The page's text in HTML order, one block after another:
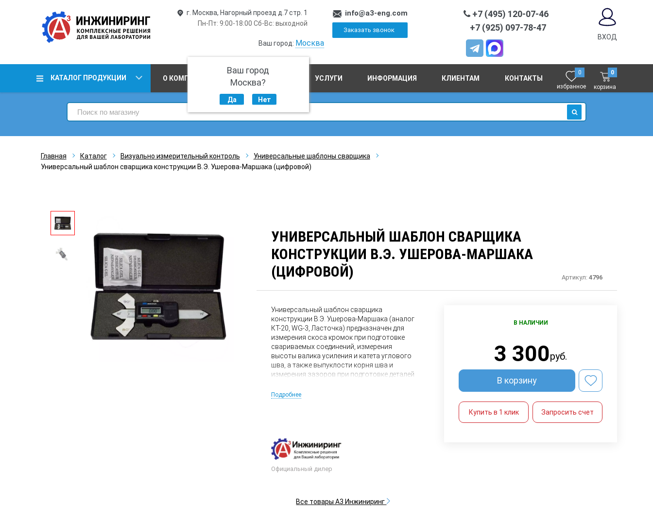
г. Москва, Нагорный проезд д.7 стр. 1
Пн-Пт: 9:00-18:00 Сб-Вс: выходной
Ваш город: Москва
Ваш город
Москва?
Да Нет
info@a3-eng.com
Заказать звонок
+7 (495) 120-07-46
+7 (925) 097-78-47
ВХОД
КАТАЛОГ ПРОДУКЦИИ О КОМПАНИИ ПРОИЗВОДСТВО УСЛУГИ ИНФОРМАЦИЯ КЛИЕНТАМ КОНТАКТЫ
0
избранное
0
корзина
ИСКАТЬ
Главная Каталог Визуально измерительный контроль
Универсальные шаблоны сварщика
Универсальный шаблон сварщика конструкции В.Э. Ушерова-Маршака (цифровой)
УНИВЕРСАЛЬНЫЙ ШАБЛОН СВАРЩИКА
КОНСТРУКЦИИ В.Э. УШЕРОВА-МАРШАКА
(ЦИФРОВОЙ)
Артикул:4796
Универсальный шаблон сварщика
конструкции В.Э. Ушерова-Маршака (аналог
КТ-20, WG-3, Ласточка) предназначен для
измерения скоса кромок при подготовке
свариваемых соединений, измерения
высоты валика усиления и катета углового
шва, а также выпуклости корня шва и
измерения зазоров при подготовке деталей
Подробнее
Официальный дилер
Все товары А3 Инжиниринг
В НАЛИЧИИ
3 300руб.
В корзину
Купить в 1 клик Запросить счет